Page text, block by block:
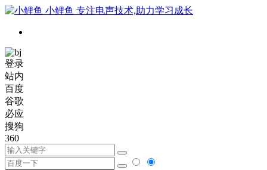
小鲤鱼 专注电声技术,助力学习成长
登录
站内
百度
谷歌
必应
搜狗
360